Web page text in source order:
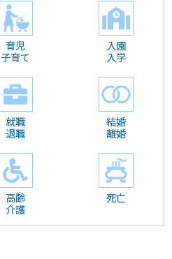
育児
子育て
入園
入学
就職
退職
結婚
離婚
高齢
介護
死亡